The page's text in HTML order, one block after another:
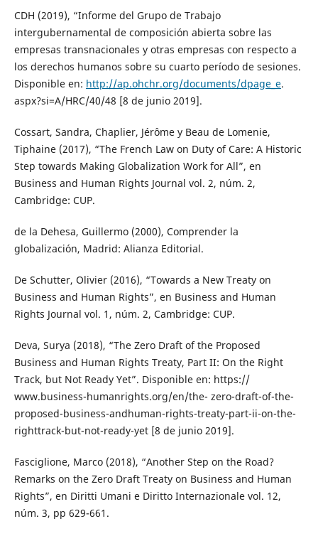
CDH (2019), “Informe del Grupo de Trabajo
intergubernamental de composición abierta sobre las
empresas transnacionales y otras empresas con respecto a
los derechos humanos sobre su cuarto período de sesiones.
Disponible en: http://ap.ohchr.org/documents/dpage_e.
aspx?si=A/HRC/40/48 [8 de junio 2019].
Cossart, Sandra, Chaplier, Jérôme y Beau de Lomenie,
Tiphaine (2017), “The French Law on Duty of Care: A Historic
Step towards Making Globalization Work for All”, en
Business and Human Rights Journal vol. 2, núm. 2,
Cambridge: CUP.
de la Dehesa, Guillermo (2000), Comprender la
globalización, Madrid: Alianza Editorial.
De Schutter, Olivier (2016), “Towards a New Treaty on
Business and Human Rights”, en Business and Human
Rights Journal vol. 1, núm. 2, Cambridge: CUP.
Deva, Surya (2018), “The Zero Draft of the Proposed
Business and Human Rights Treaty, Part II: On the Right
Track, but Not Ready Yet”. Disponible en: https://
www.business-humanrights.org/en/the- zero-draft-of-the-
proposed-business-andhuman-rights-treaty-part-ii-on-the-
righttrack-but-not-ready-yet [8 de junio 2019].
Fasciglione, Marco (2018), “Another Step on the Road?
Remarks on the Zero Draft Treaty on Business and Human
Rights”, en Diritti Umani e Diritto Internazionale vol. 12,
núm. 3, pp 629-661.